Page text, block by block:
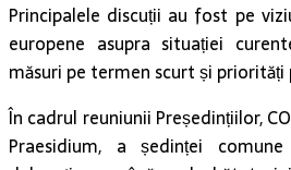
Principalele discuții au fost pe
europene asupra situației
măsuri pe termen scurt și
În cadrul reuniunii Președințiilor,
Praesidium, a ședinței